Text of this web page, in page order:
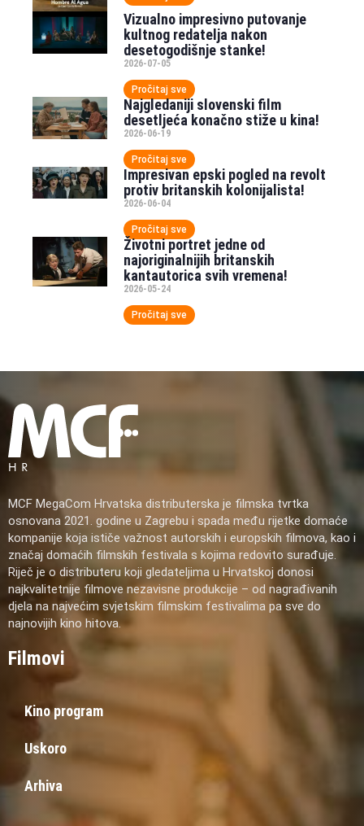
Vizualno impresivno putovanje
kultnog redatelja nakon
desetogodišnje stanke!
2026-07-05
Pročitaj sve
Najgledaniji slovenski film
desetljeća konačno stiže u kina!
2026-06-19
Pročitaj sve
Impresivan epski pogled na revolt
protiv britanskih kolonijalista!
2026-06-04
Pročitaj sve
Životni portret jedne od
najoriginalnijih britanskih
kantautorica svih vremena!
2026-05-24
Pročitaj sve
MCF MegaCom Hrvatska distributerska je filmska tvrtka
osnovana 2021. godine u Zagrebu i spada među rijetke domaće
kompanije koja ističe važnost autorskih i europskih filmova, kao i
značaj domaćih filmskih festivala s kojima redovito surađuje.
Riječ je o distributeru koji gledateljima u Hrvatskoj donosi
najkvalitetnije filmove nezavisne produkcije – od nagrađivanih
djela na najvećim svjetskim filmskim festivalima pa sve do
najnovijih kino hitova.
Filmovi
Kino program
Uskoro
Arhiva